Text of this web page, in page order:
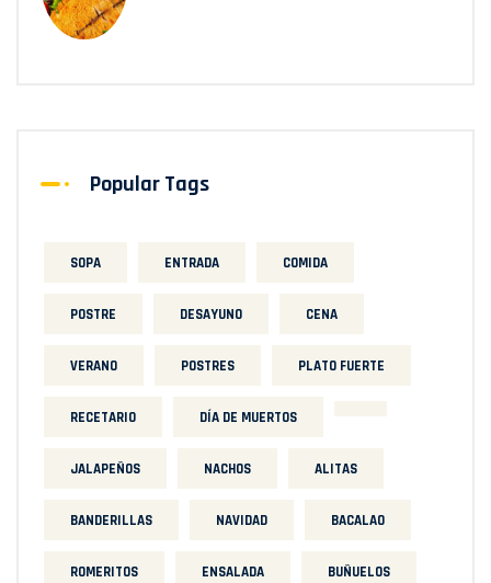
Popular Tags
SOPA ENTRADA COMIDA
POSTRE DESAYUNO CENA
VERANO POSTRES PLATO FUERTE
RECETARIO DÍA DE MUERTOS
JALAPEÑOS NACHOS ALITAS
BANDERILLAS NAVIDAD BACALAO
ROMERITOS ENSALADA BUÑUELOS